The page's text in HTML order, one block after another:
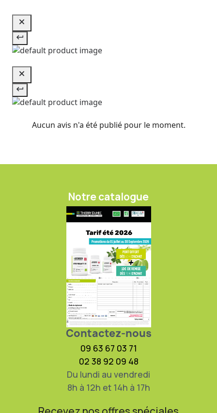
Aucun avis n'a été publié pour le moment.
Notre catalogue
Contactez-nous
09 63 67 03 71
02 38 92 09 48
Du lundi au vendredi
8h à 12h et 14h à 17h